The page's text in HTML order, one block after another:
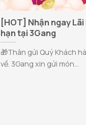
[HOT] Nhận ngay
hạn tại 3Gang
🎁Thân gửi Quý Khách
về. 3Gang xin gửi món...